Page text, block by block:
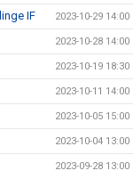
IF 2023-10-29 14:00
2023-10-28 14:00
2023-10-19 18:30
2023-10-11 14:00
2023-10-05 15:00
2023-10-04 13:00
2023-09-28 13:00